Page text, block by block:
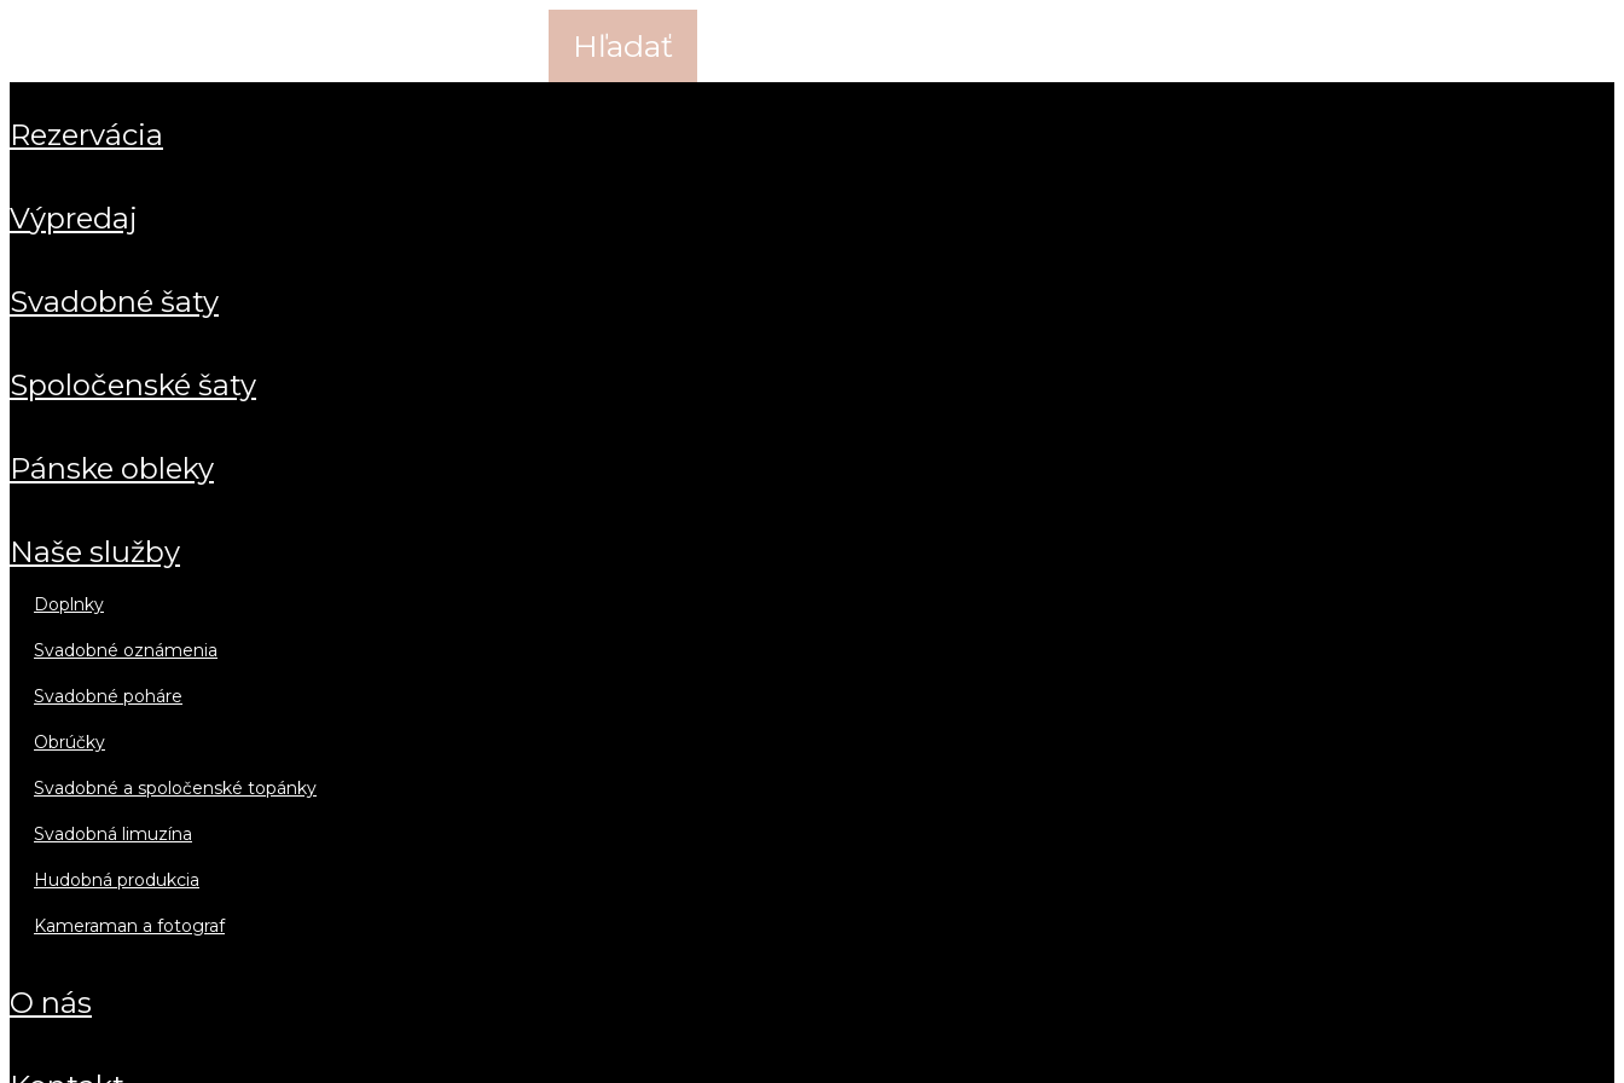
rezervácia
výpredaj
svadobné šaty
spoločenské šaty
pánske obleky
naše služby
doplnky
svadobné oznámenia
svadobné poháre
obrúčky
svadobné a spoločenské topánky
svadobná limuzína
hudobná produkcia
kameraman a fotograf
o nás